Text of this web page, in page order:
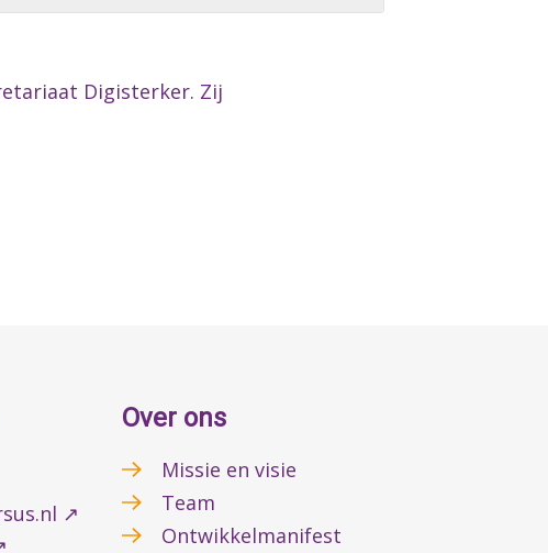
Digisterker. Zij
↗
Over ons
Missie en visie
Team
Ontwikkelmanifest